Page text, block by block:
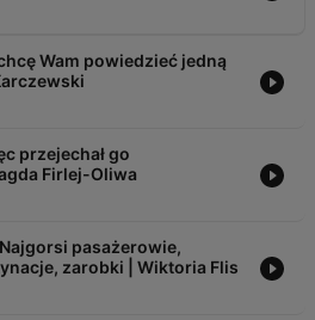
Wam powiedzieć jedną
przejechał go
Firlej-Oliwa
pasażerowie,
zarobki | Wiktoria Flis